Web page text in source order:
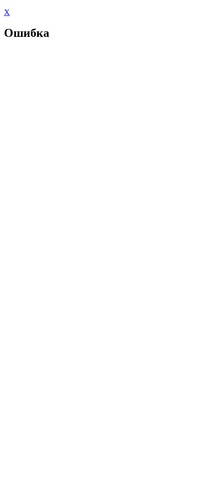
X
Ошибка